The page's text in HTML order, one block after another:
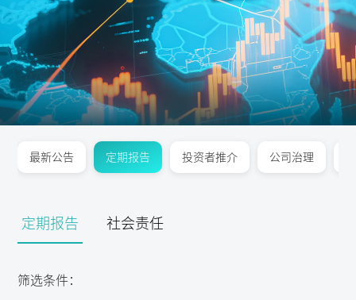
最新公告 定期报告 投资者推介 公司治理
定期报告 社会责任
筛选条件：